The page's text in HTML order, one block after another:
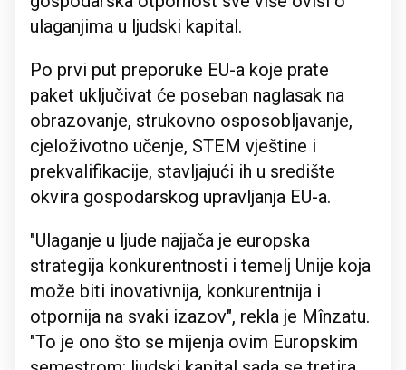
ulaganjima u ljudski kapital.
Po prvi put preporuke EU-a koje prate
paket uključivat će poseban naglasak na
obrazovanje, strukovno osposobljavanje,
cjeloživotno učenje, STEM vještine i
prekvalifikacije, stavljajući ih u središte
okvira gospodarskog upravljanja EU-a.
"Ulaganje u ljude najjača je europska
strategija konkurentnosti i temelj Unije koja
može biti inovativnija, konkurentnija i
otpornija na svaki izazov", rekla je Mînzatu.
"To je ono što se mijenja ovim Europskim